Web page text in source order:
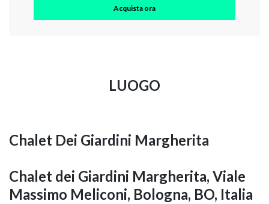
Acquista ora
LUOGO
Chalet Dei Giardini Margherita
Chalet dei Giardini Margherita, Viale
Massimo Meliconi, Bologna, BO, Italia